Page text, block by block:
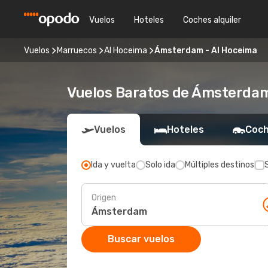
Vuelos Hoteles Coches alquiler
Vuelos Marruecos Al Hoceima Ámsterdam - Al Hoceima
Vuelos Baratos de
Vuelos Hoteles
Ida y vuelta Solo ida Múltiples destinos
Origen
Buscar vuelos